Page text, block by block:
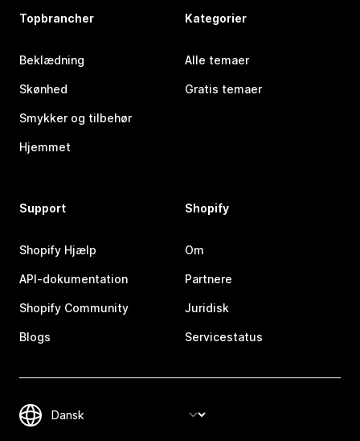
Topbrancher
Beklædning
Skønhed
Smykker og tilbehør
Hjemmet
Kategorier
Alle temaer
Gratis temaer
Support
Shopify Hjælp
API-dokumentation
Shopify Community
Blogs
Shopify
Om
Partnere
Juridisk
Servicestatus